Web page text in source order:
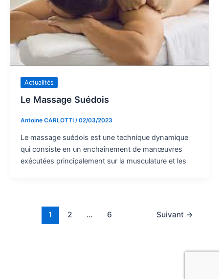
Actualités
Le Massage Suédois
Antoine CARLOTTI /02/03/2023
Le massage suédois est une technique dynamique
qui consiste en un enchaînement de manœuvres
exécutées principalement sur la musculature et les
1 2 … 6 Suivant →